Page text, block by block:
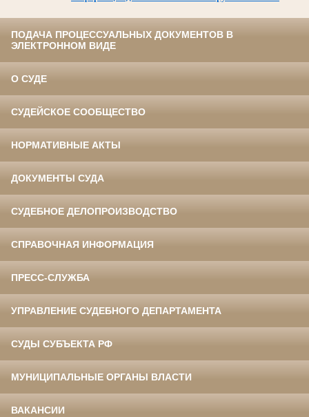
ПОДАЧА ПРОЦЕССУАЛЬНЫХ ДОКУМЕНТОВ В
ЭЛЕКТРОННОМ ВИДЕ
О СУДЕ
СУДЕЙСКОЕ СООБЩЕСТВО
НОРМАТИВНЫЕ АКТЫ
ДОКУМЕНТЫ СУДА
СУДЕБНОЕ ДЕЛОПРОИЗВОДСТВО
СПРАВОЧНАЯ ИНФОРМАЦИЯ
ПРЕСС-СЛУЖБА
УПРАВЛЕНИЕ СУДЕБНОГО ДЕПАРТАМЕНТА
СУДЫ СУБЪЕКТА РФ
МУНИЦИПАЛЬНЫЕ ОРГАНЫ ВЛАСТИ
ВАКАНСИИ